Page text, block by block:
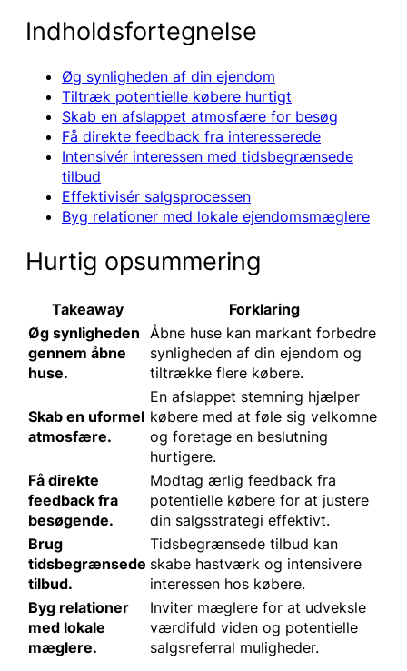
Indholdsfortegnelse
Øg synligheden af din ejendom
Tiltræk potentielle købere hurtigt
Skab en afslappet atmosfære for besøg
Få direkte feedback fra interesserede
Intensivér interessen med tidsbegrænsede
tilbud
Effektivisér salgsprocessen
Byg relationer med lokale ejendomsmæglere
Hurtig opsummering
Takeaway
Forklaring
Øg synligheden
gennem åbne
huse.
Åbne huse kan markant forbedre
synligheden af din ejendom og
tiltrække flere købere.
Skab en uformel
atmosfære.
En afslappet stemning hjælper
købere med at føle sig velkomne
og foretage en beslutning
hurtigere.
Få direkte
feedback fra
besøgende.
Modtag ærlig feedback fra
potentielle købere for at justere
din salgsstrategi effektivt.
Brug
tidsbegrænsede
tilbud.
Tidsbegrænsede tilbud kan
skabe hastværk og intensivere
interessen hos købere.
Byg relationer
med lokale
mæglere.
Inviter mæglere for at udveksle
værdifuld viden og potentielle
salgsreferral muligheder.